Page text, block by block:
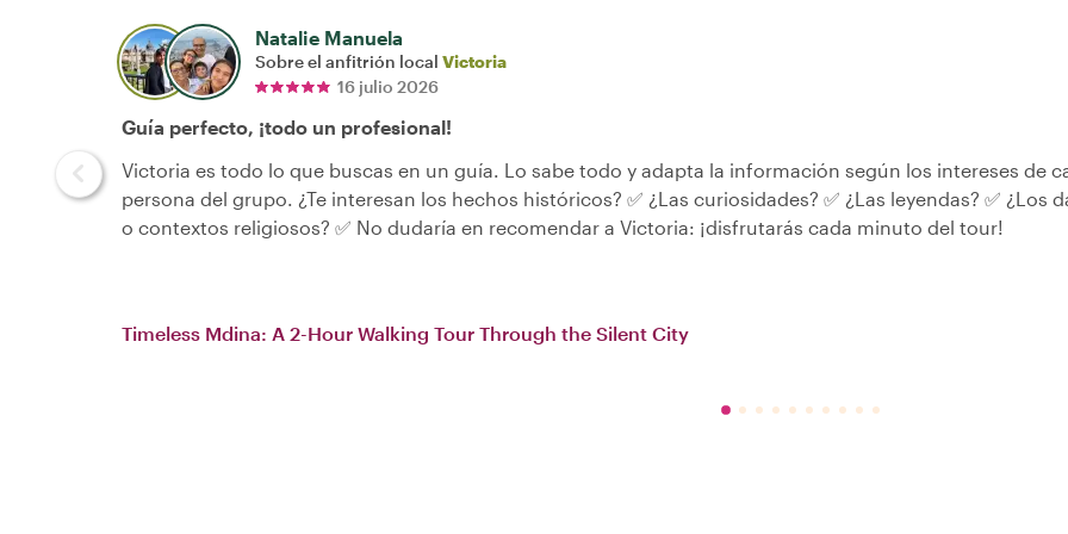
Natalie Manuela
Sobre el anfitrión local Victoria
16 julio 2026
Guía perfecto, ¡todo un profesional!
Victoria es todo lo que buscas en un guía. Lo sabe todo y adapta la información según los intereses de
persona del grupo. ¿Te interesan los hechos históricos? ✅ ¿Las curiosidades? ✅ ¿Las leyendas? ✅ ¿Los
o contextos religiosos? ✅ No dudaría en recomendar a Victoria: ¡disfrutarás cada minuto del tour!
Timeless Mdina: A 2-Hour Walking Tour Through the Silent City